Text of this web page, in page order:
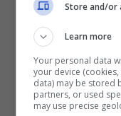
Le eventuali
perequazione
partire da
la prassi: a
Store and/or
Learn more
Your personal data
your device
data) may be stored
partners, or used
may use precise